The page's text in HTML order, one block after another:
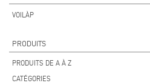
VOILÀP
PRODUITS
PRODUITS DE A À Z
CATÉGORIES